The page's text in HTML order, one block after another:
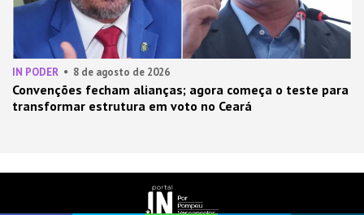
IN PODER 8 de agosto de 2026
Convenções fecham alianças; agora começa o teste para
transformar estrutura em voto no Ceará